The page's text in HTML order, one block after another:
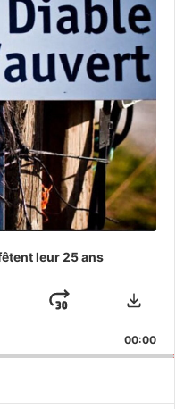
leur 25 ans
JUMP
FORWARD
00:00